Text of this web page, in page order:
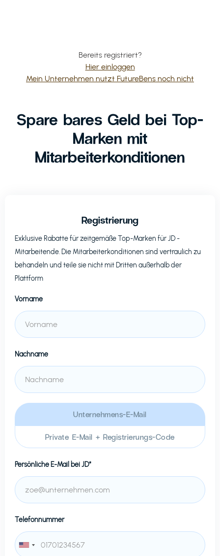
Bereits registriert?
Hier einloggen
Mein Unternehmen nutzt FutureBens noch nicht
Spare bares Geld bei Top-
Marken mit
Mitarbeiterkonditionen
Registrierung
Exklusive Rabatte für zeitgemäße Top-Marken fürJD-
Mitarbeitende. Die Mitarbeiterkonditionen sind vertraulich zu
behandeln und teile sie nicht mit Dritten außerhalb der
Plattform
Vorname
Nachname
Unternehmens-E-Mail
Private E-Mail + Registrierungs-Code
Persönliche E-Mail beiJD*
Telefonnummer